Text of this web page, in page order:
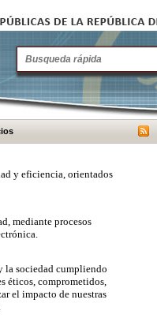
y eficiencia, orientados
mediante procesos
la sociedad cumpliendo
éticos, comprometidos,
el impacto de nuestras